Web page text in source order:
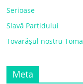
Serioase
Slavă Partidului
Tovarășul nostru Toma
Meta